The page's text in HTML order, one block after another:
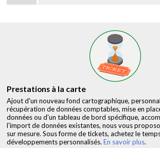
Prestations à la carte
Ajout d'un nouveau fond cartographique,
récupération de données comptables, mise en
données ou d'un tableau de bord spécifique,
l'import de données existantes, nous vous
sur mesure. Sous forme de tickets, achetez le
développements personnalisés. En savoir plus.